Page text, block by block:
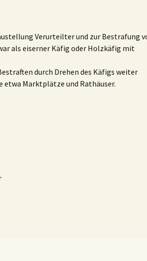
Verurteilter und zur Bestrafung
als eiserner Käfig oder Holzkäfig mit
durch Drehen des Käfigs weiter
Marktplätze und Rathäuser.